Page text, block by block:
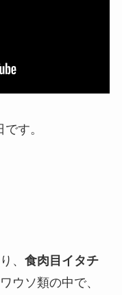
す。
、 食肉目イタチ
ウソ類の中で、